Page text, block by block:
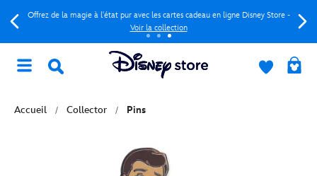
Offrez de la magie à l'état pur avec les cartes cadeau en ligne Disney Store -
Voir la collection
Accueil Collector Pins